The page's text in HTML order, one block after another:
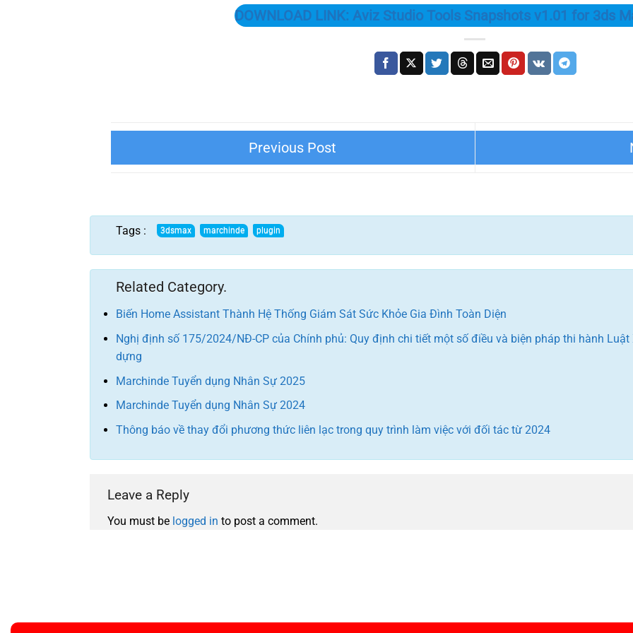
DOWNLOAD LINK: Aviz Studio Tools Snapshots v1.01 for 3ds
2024)
Tags :
Related Category.
Biến Home Assistant Thành Hệ Thống Giám Sát Sức Khỏe Gia Đình Toàn Diện
Nghị định số 175/2024/NĐ-CP của Chính phủ: Quy định chi tiết một số điều và biện pháp thi hành
dựng
Marchinde Tuyển dụng Nhân Sự 2025
Marchinde Tuyển dụng Nhân Sự 2024
Thông báo về thay đổi phương thức liên lạc trong quy trình làm việc với đối tác từ 2024
Leave a Reply
You must be logged in to post a comment.